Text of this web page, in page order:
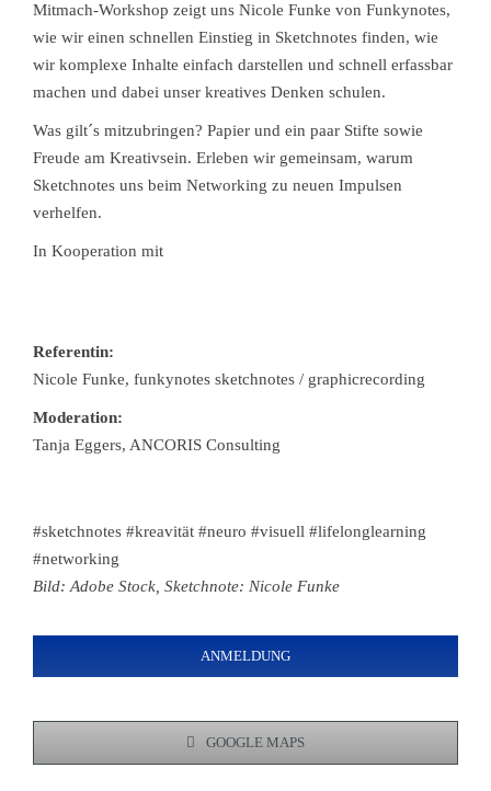
Mitmach-Workshop zeigt uns Nicole Funke von Funkynotes,
wie wir einen schnellen Einstieg in Sketchnotes finden, wie
wir komplexe Inhalte einfach darstellen und schnell erfassbar
machen und dabei unser kreatives Denken schulen.
Was gilt´s mitzubringen? Papier und ein paar Stifte sowie
Freude am Kreativsein. Erleben wir gemeinsam, warum
Sketchnotes uns beim Networking zu neuen Impulsen
verhelfen.
In Kooperation mit
Referentin:
Nicole Funke, funkynotes sketchnotes / graphicrecording
Moderation:
Tanja Eggers, ANCORIS Consulting
#sketchnotes #kreavität #neuro #visuell #lifelonglearning
#networking
Bild: Adobe Stock, Sketchnote: Nicole Funke
ANMELDUNG
GOOGLE MAPS